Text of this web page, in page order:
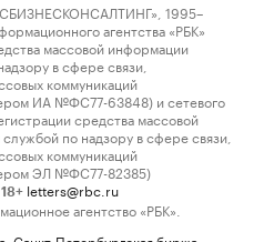
1995–
агентства «РБК»
массовой информации
в сфере связи,
коммуникаций
ИА №ФС77-63848) и сетевого
средства массовой
по надзору в сфере связи,
коммуникаций
ЭЛ №ФС77-82385)
18+ letters@rbc.ru
агентство «РБК».